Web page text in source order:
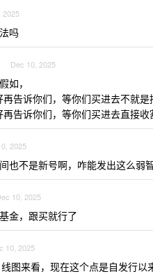
2025
吗
Dec 10, 2025
如，
告诉你们，等你们买进去不就是
告诉你们，等你们买进去直接收
2025
也不是新号啊，咋能发出这么弱
10, 2025
金，跟买就行了
10, 2025
图来看，现在这个点是自发行以